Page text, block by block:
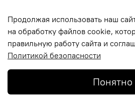
Пользовательское соглашение
Условия обмена и возврата
©2024-BEAUTY IS ART одежда
Продолжая использовать наш
на обработку файлов cookie,
правильную работу сайта и
Политикой безопасности
Понятно